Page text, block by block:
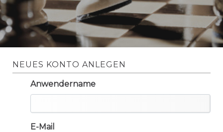
NEUES KONTO ANLEGEN
Anwendername
E-Mail